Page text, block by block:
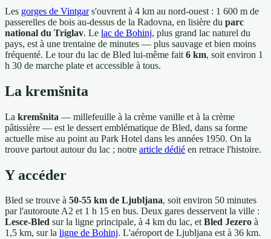
Les gorges de Vintgars'ouvrent à 4 km au nord-ouest : 1 600 m de
passerelles de bois au-dessus de la Radovna, en lisière du parc
national du Triglav. Le lac de Bohinj, plus grand lac naturel du
pays, est à une trentaine de minutes — plus sauvage et bien moins
fréquenté. Le tour du lac de Bled lui-même fait 6 km, soit environ 1
h 30 de marche plate et accessible à tous.
La kremšnita
La kremšnita — millefeuille à la crème vanille et à la crème
pâtissière — est le dessert emblématique de Bled, dans sa forme
actuelle mise au point au Park Hotel dans les années 1950. On la
trouve partout autour du lac ; notre article dédié en retrace l'histoire.
Y accéder
Bled se trouve à 50-55 km de Ljubljana, soit environ 50 minutes
par l'autoroute A2 et 1 h 15 en bus. Deux gares desservent la ville :
Lesce-Bled sur la ligne principale, à 4 km du lac, etBled Jezero à
1,5 km, sur la ligne de Bohinj. L'aéroport de Ljubljana est à 36 km.